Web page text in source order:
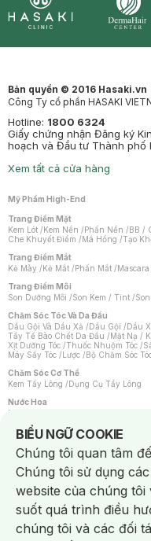
Bản quyền © 2016 Hasaki.vn
Công Ty cổ phần HASAKI
Hotline: 1800 6324
Giấy chứng nhận Đăng ký
hoạch và Đầu tư Thành phố
Xem tất cả cửa hàng
Mỹ Phẩm High-End
Trang Điểm Mặt
Kem Lót /Kem Nền /Phấn Nền /BB /
Che Khuyết Điểm /Má Hồng /Tạo
Trang Điểm Mắt
Kẻ Mày /Kẻ Mắt /Phấn Mắt /Mascara
Trang Điểm Môi
Son Dưỡng Môi /Son Kem / Tint /
Chăm Sóc Tóc Và Da Đầu
Dầu Gội Và Dầu Xả /Dầu Gội /Dầu
Tẩy Tế Bào Chết Da Đầu /Mặt Nạ /
Xịt Dưỡng Tóc /Thuốc Nhuộm Tóc /
Máy Sấy Tóc /Lược /Bộ Chăm Sóc
Chăm Sóc Cơ Thể
Kem Tẩy Lông /Dụng Cụ Tẩy Lông
Nước Hoa
Nước Hoa Nữ
Chăm Sóc Cá Nhân
Chống Muỗi /Khẩu Trang /Máy
Sản Phẩm Chăm Sóc Khác /Bàn
Hỗ Trợ Trắng Răng/Kem Đánh Răng
Tăm / Chỉ Nha Khoa/ Xịt Thơm Miệng
Khăn Ướt Vệ Sinh Vùng Kín/Băng
Máy Cạo Râu
Vấn Đề Về Da
Da Dầu / Lỗ Chân Lông To/ Da Khô
Da Nhạy Cảm / Kích Ứng
Da Xỉn
BIỂU NGỮ COOKIE
Notice about cookies
Chúng tôi quan tâm
Chúng tôi sử dụng
website của chúng
suốt quá trình điều
chúng tôi và các đối